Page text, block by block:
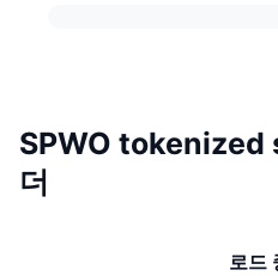
SPWO
더
로드